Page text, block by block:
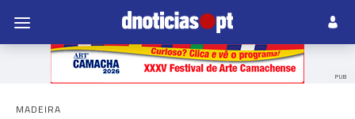
PUB
MADEIRA